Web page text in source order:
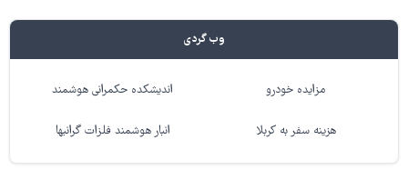
وب گردی
مزایده خودرو اندیشکده حکمرانی هوشمند
هزینه سفر به کربلا انبار هوشمند فلزات گرانبها